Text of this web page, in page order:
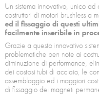
Un sistema innovativo, unico
costruttori di motori brushless a
ed il fissaggio di questi
facilmente inseribile in
Grazie a questo innovativo
problematiche ben note ai
diminuzione di performance,
dei costosi tubi di acciaio, le
assemblaggio ed i maggiori
di fissaggio dei magneti